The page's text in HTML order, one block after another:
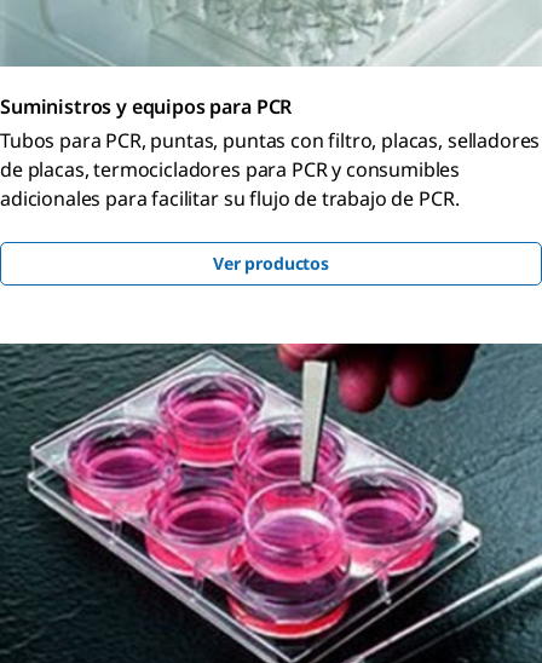
Suministros y equipos para PCR
Tubos para PCR, puntas, puntas con filtro, placas, selladores
de placas, termocicladores para PCR y consumibles
adicionales para facilitar su flujo de trabajo de PCR.
Ver productos